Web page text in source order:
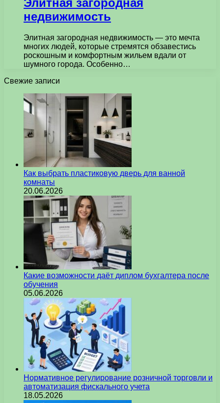
недвижимость
Элитная загородная недвижимость — это мечта
многих людей, которые стремятся обзавестись
роскошным и комфортным жильем вдали от
шумного города. Особенно…
Свежие записи
Как выбрать пластиковую дверь для ванной
комнаты
20.06.2026
Какие возможности даёт диплом бухгалтера после
обучения
05.06.2026
Нормативное регулирование розничной торговли и
автоматизация фискального учета
18.05.2026